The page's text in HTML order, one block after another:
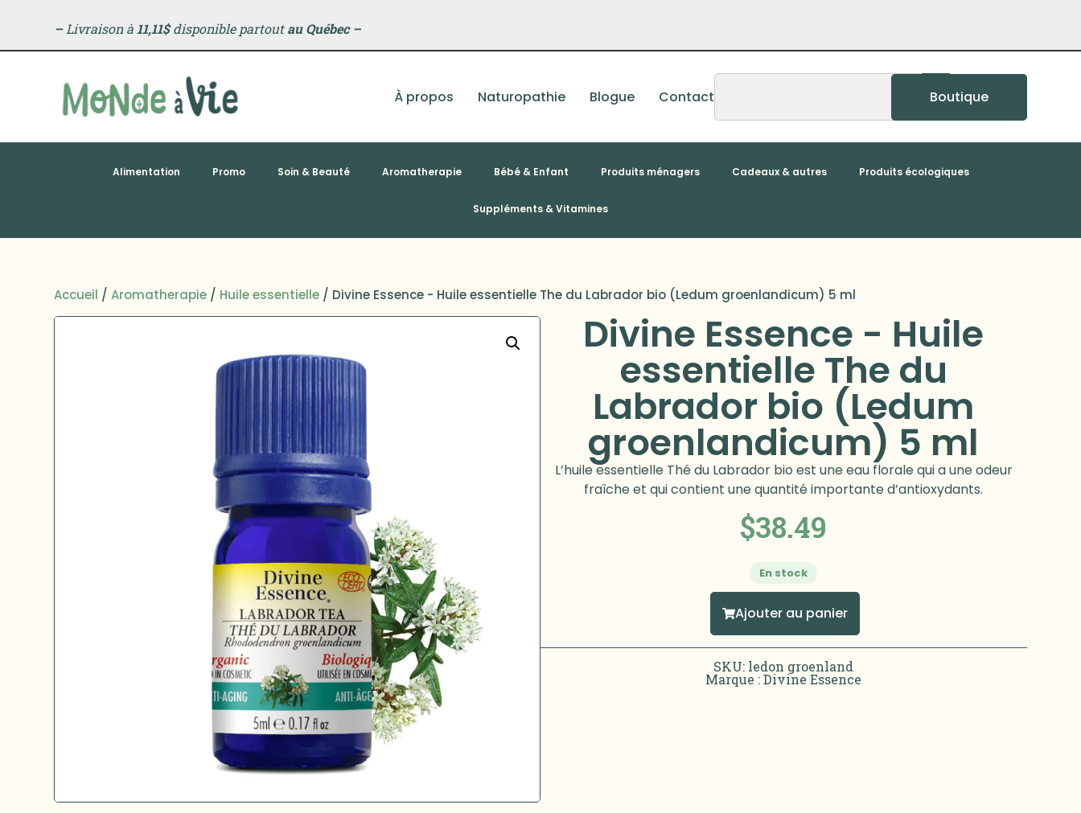
–Livraison à 11,11$disponible partoutau Québec –
À propos Naturopathie Blogue Contact Boutique
Alimentation Promo Soin & Beauté Aromatherapie Bébé & Enfant Produits ménagers Cadeaux & autres Produits écologiques
Suppléments & Vitamines
Accueil /Aromatherapie / Huile essentielle / Divine Essence - Huile essentielle The du Labrador bio (Ledum groenlandicum) 5 ml
Divine Essence - Huile
essentielle The du
Labrador bio (Ledum
groenlandicum) 5 ml
L’huile essentielle Thé du Labrador bio est une eau florale qui a une odeur
fraîche et qui contient une quantité importante d’antioxydants.
$38.49
En stock
Ajouter au panier
SKU: ledon groenland
Marque :Divine Essence